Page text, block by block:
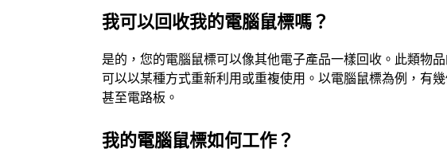
我可以回收我的電腦鼠標嗎？
是的，您的電腦鼠標可以像其他電子產品一樣回收。此類物
可以以某種方式重新利用或重複使用。以電腦鼠標為例，有
甚至電路板。
我的電腦鼠標如何工作？